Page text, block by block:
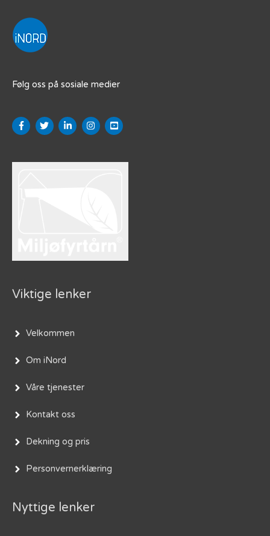
Følg oss på sosiale medier
Viktige lenker
Velkommen
Om iNord
Våre tjenester
Kontakt oss
Dekning og pris
Personvernerklæring
Nyttige lenker